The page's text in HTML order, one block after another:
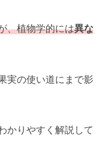
、植物学的には異な
実の使い道にまで影
かりやすく解説して